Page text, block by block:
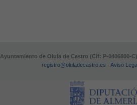
Ayuntamiento de Olula de Castro (Cif: P-0406800-
registro@oluladecastro.es -Aviso